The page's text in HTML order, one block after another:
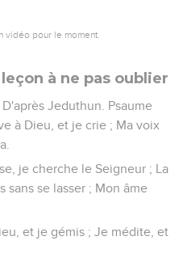
vidéo pour le moment.
à ne pas oublier
Jeduthun. Psaume
à Dieu, et je crie ; Ma voix
je cherche le Seigneur ; La
sans se lasser ; Mon âme
et je gémis ; Je médite, et